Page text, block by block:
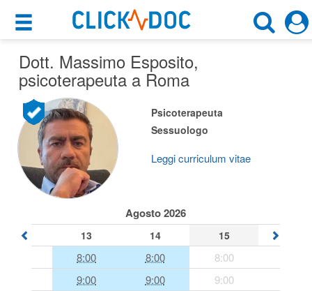
×
Motore di ricerca
×
Cerca uno specialista
Psicoterapeuta
Roma (RM)
Cosa possiamo offrirti
Per i pazienti
Prenota una visita
Ricerca specialisti
Consulti online
Per gli specialisti
Prenotazioni online
Dott. Massimo Esposito,
psicoterapeuta a Roma
Psicoterapeuta
Sessuologo
Leggi curriculum vitae
Agosto 2026
13 14 15
8:00 8:00
8:00
9:00
9:00
9:00